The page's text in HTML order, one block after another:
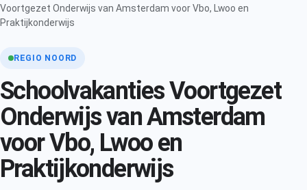
Voortgezet Onderwijs van Amsterdam voor Vbo, Lwoo en
Praktijkonderwijs
REGIO NOORD
Schoolvakanties Voortgezet
Onderwijs van Amsterdam
voor Vbo, Lwoo en
Praktijkonderwijs